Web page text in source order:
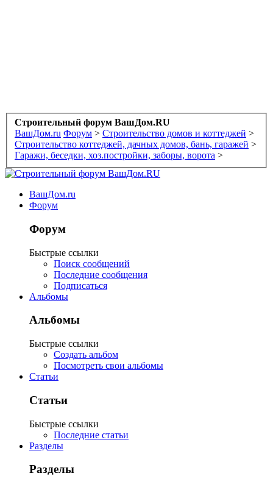
Строительный форум ВашДом.RU
ВашДом.ru Форум > Строительство домов и коттеджей >
Строительство коттеджей, дачных домов, бань, гаражей >
Гаражи, беседки, хоз.постройки, заборы, ворота >
ВашДом.ru
Форум
Форум
Быстрые ссылки
Поиск сообщений
Последние сообщения
Подписаться
Альбомы
Альбомы
Быстрые ссылки
Создать альбом
Посмотреть свои альбомы
Статьи
Статьи
Быстрые ссылки
Последние статьи
Разделы
Разделы